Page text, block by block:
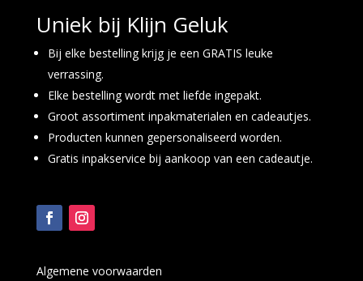
Uniek bij Klijn Geluk
Bij elke bestelling krijg je een GRATIS leuke
verrassing.
Elke bestelling wordt met liefde ingepakt.
Groot assortiment inpakmaterialen en cadeautjes.
Producten kunnen gepersonaliseerd worden.
Gratis inpakservice bij aankoop van een cadeautje.
Algemene voorwaarden